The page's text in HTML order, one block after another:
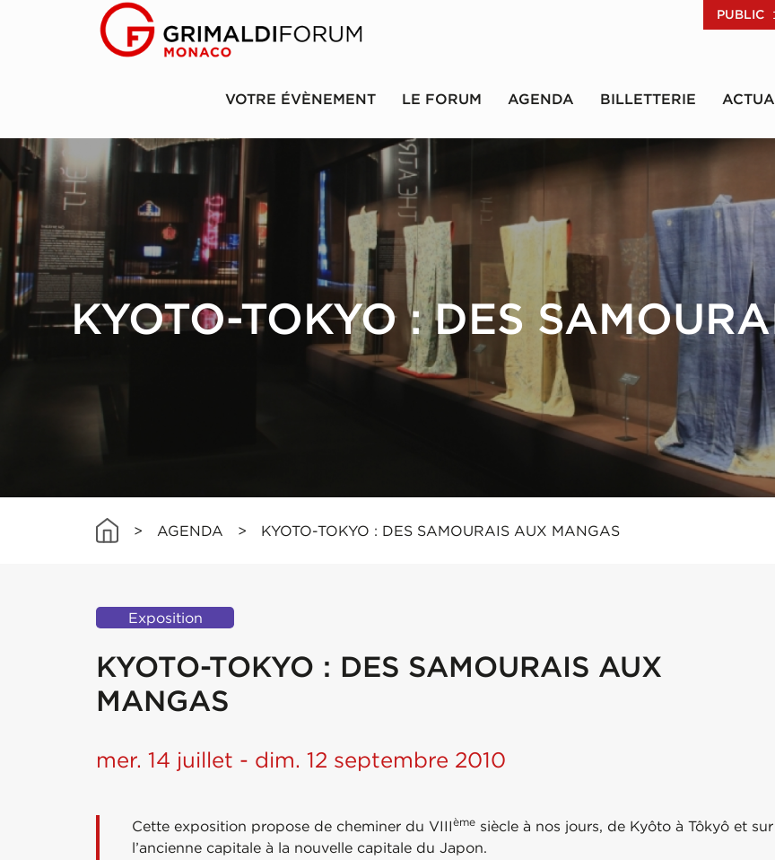
PUBLIC
VOTRE ÉVÈNEMENT LE FORUM AGENDA BILLETTERIE
KYOTO-TOKYO : DES
> AGENDA > KYOTO-TOKYO : DES SAMOURAIS AUX MANGAS
Exposition
KYOTO-TOKYO : DES SAMOURAIS AUX
MANGAS
mer. 14 juillet - dim. 12 septembre 2010
Cette exposition propose de cheminer du VIIIème siècle à nos jours, de Kyôto à Tôkyô et
l’ancienne capitale à la nouvelle capitale du Japon.